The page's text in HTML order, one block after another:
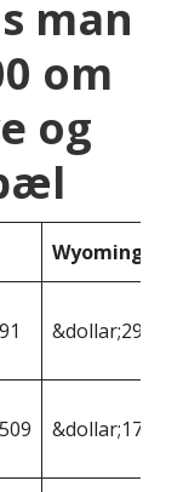
man
om
og
Wyoming
&dollar;29,536